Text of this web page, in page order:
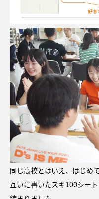
同じ高校とはいえ、はじめ
互いに書いたスキ100シー